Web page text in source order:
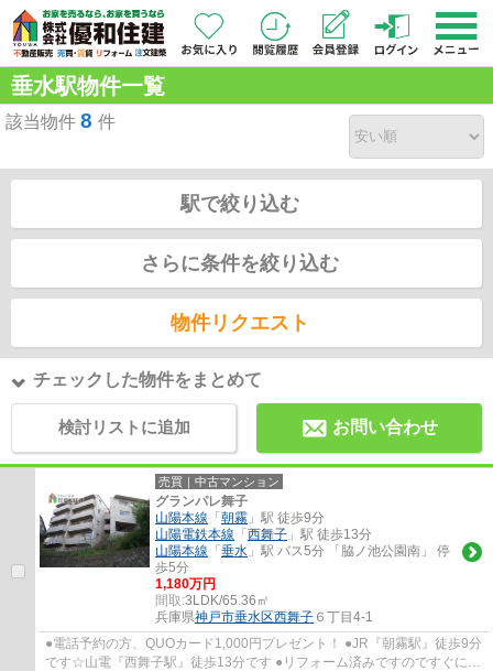
垂水駅物件一覧
該当物件 8 件
駅で絞り込む
さらに条件を絞り込む
物件リクエスト
チェックした物件をまとめて
検討リストに追加 お問い合わせ
売買｜中古マンション
グランパレ舞子
山陽本線 「朝霧 」駅 徒歩9分
山陽電鉄本線 「西舞子 」駅 徒歩13分
山陽本線 「垂水 」駅 バス5分 「脇ノ池公園南」 停
歩5分
1,180万円
間取:3LDK/65.36㎡
兵庫県神戸市垂水区西舞子 ６丁目4-1
●電話予約の方、QUOカード1,000円プレゼント！ ●JR『朝霧駅』徒歩9分
です☆山電『西舞子駅』徒歩13分です ●リフォーム済みですのですぐに新